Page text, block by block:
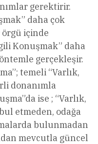
gerektirir.
daha çok
içinde
Konuşmak” daha
gerçekleşir.
temeli “Varlık,
donanımla
ise ; “Varlık,
etmeden, odağa
bulunmadan
mevcutla güncel